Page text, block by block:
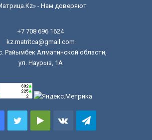
- Нам доверяют
+7 708 696 1624
kz.matritca@gmail.com
Райымбек Алматинской области,
ул. Наурыз, 1А
TwitterGoogle vk.comTelegram